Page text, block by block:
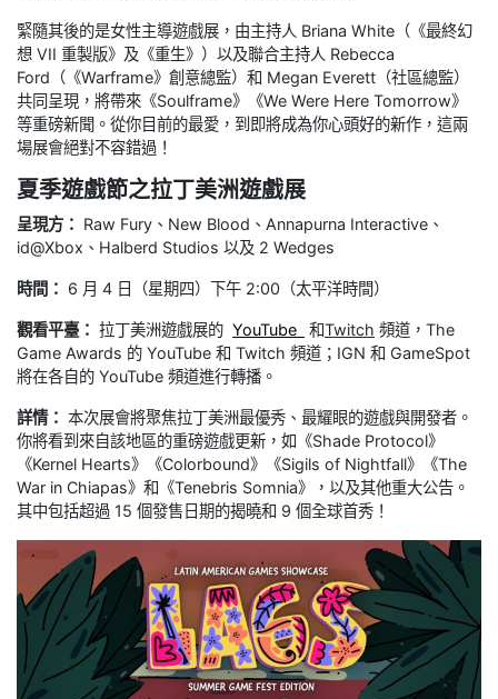
緊隨其後的是女性主導遊戲展，由主持人 Briana White（《最終幻
想 VII 重製版》及《重生》）以及聯合主持人 Rebecca
Ford（《Warframe》創意總監）和 Megan Everett（社區總監）
共同呈現，將帶來《Soulframe》《We Were Here Tomorrow》
等重磅新聞。從你目前的最愛，到即將成為你心頭好的新作，這兩
場展會絕對不容錯過！
夏季遊戲節之拉丁美洲遊戲展
呈現方： Raw Fury、New Blood、Annapurna Interactive、
id@Xbox、Halberd Studios 以及 2 Wedges
時間： 6 月 4 日（星期四）下午 2:00（太平洋時間）
觀看平臺： 拉丁美洲遊戲展的 YouTube 和Twitch 頻道，The
Game Awards 的 YouTube 和 Twitch 頻道；IGN 和 GameSpot
將在各自的 YouTube 頻道進行轉播。
詳情： 本次展會將聚焦拉丁美洲最優秀、最耀眼的遊戲與開發者。
你將看到來自該地區的重磅遊戲更新，如《Shade Protocol》
《Kernel Hearts》《Colorbound》《Sigils of Nightfall》《The
War in Chiapas》和《Tenebris Somnia》，以及其他重大公告。
其中包括超過 15 個發售日期的揭曉和 9 個全球首秀！